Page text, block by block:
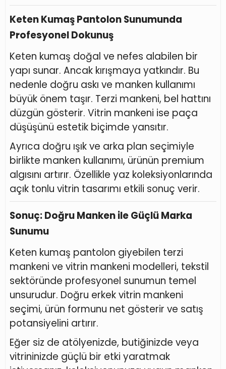
Keten Kumaş Pantolon Sunumunda
Profesyonel Dokunuş
Keten kumaş doğal ve nefes alabilen bir
yapı sunar. Ancak kırışmaya yatkındır. Bu
nedenle doğru askı ve manken kullanımı
büyük önem taşır. Terzi mankeni, bel hattını
düzgün gösterir. Vitrin mankeni ise paça
düşüşünü estetik biçimde yansıtır.
Ayrıca doğru ışık ve arka plan seçimiyle
birlikte manken kullanımı, ürünün premium
algısını artırır. Özellikle yaz koleksiyonlarında
açık tonlu vitrin tasarımı etkili sonuç verir.
Sonuç: Doğru Manken ile Güçlü Marka
Sunumu
Keten kumaş pantolon giyebilen terzi
mankeni ve vitrin mankeni modelleri, tekstil
sektöründe profesyonel sunumun temel
unsurudur. Doğru erkek vitrin mankeni
seçimi, ürün formunu net gösterir ve satış
potansiyelini artırır.
Eğer siz de atölyenizde, butiğinizde veya
vitrininizde güçlü bir etki yaratmak